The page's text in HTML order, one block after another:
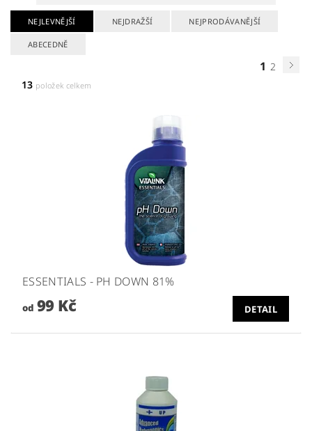
NEJLEVNĚJŠÍ NEJDRAŽŠÍ NEJPRODÁVANĚJŠÍ
ABECEDNĚ
1 2
13 položek celkem
ESSENTIALS - PH DOWN 81%
od99 Kč DETAIL